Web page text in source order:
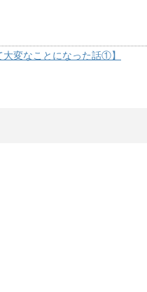
変なことになった話①】